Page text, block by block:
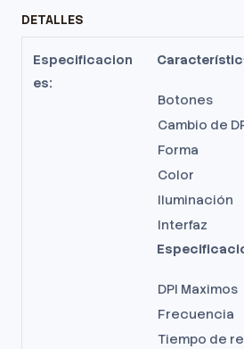
DETALLES
Especificacion
es:
Botones
Cambio de
Forma
Color
Iluminación
Interfaz
DPI Maximos
Frecuencia
Tiempo de